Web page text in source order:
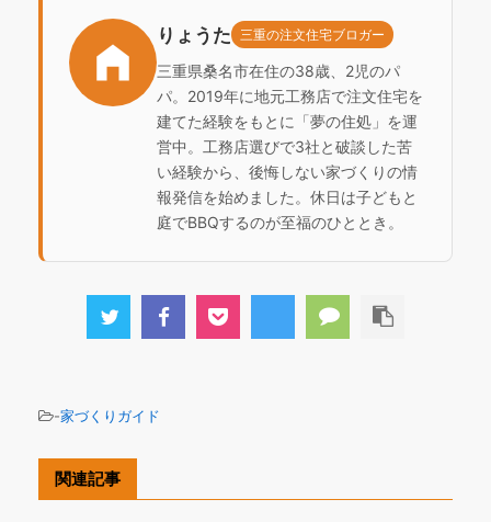
りょうた 三重の注文住宅ブロガー
三重県桑名市在住の38歳、2児のパ
パ。2019年に地元工務店で注文住宅を
建てた経験をもとに「夢の住処」を運
営中。工務店選びで3社と破談した苦
い経験から、後悔しない家づくりの情
報発信を始めました。休日は子どもと
庭でBBQするのが至福のひととき。
-家づくりガイド
関連記事